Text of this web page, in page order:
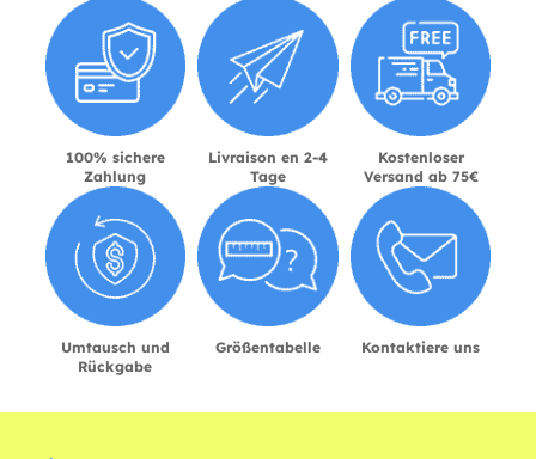
100% sichere
Zahlung
Livraison en 2-4
Tage
Kostenloser
Versand ab 75€
Umtausch und
Rückgabe
Größentabelle Kontaktiere uns